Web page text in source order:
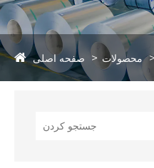
صفحه اصلی محصولات